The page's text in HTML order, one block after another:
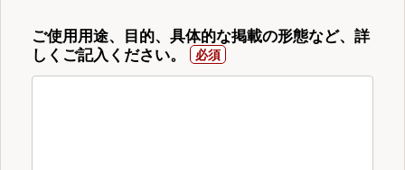
ご使用用途、目的、具体的な掲載の形態など、詳
しくご記入ください。